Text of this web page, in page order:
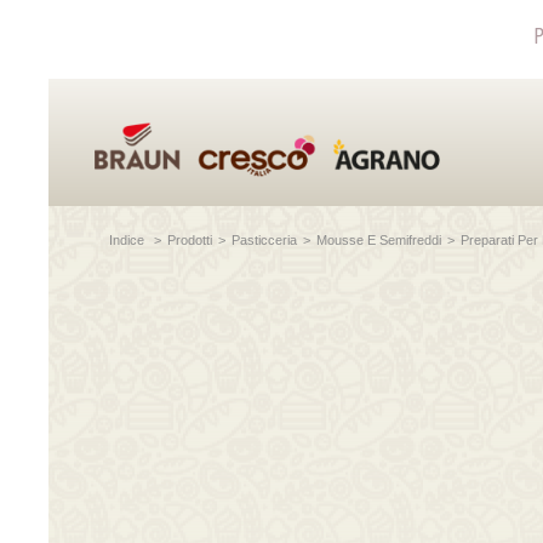
Indice > Prodotti > Pasticceria > Mousse E Semifreddi > Preparati Per